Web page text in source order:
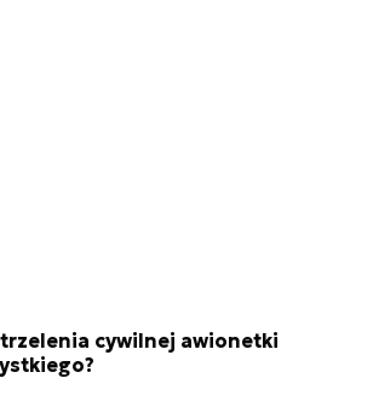
cywilnej awionetki